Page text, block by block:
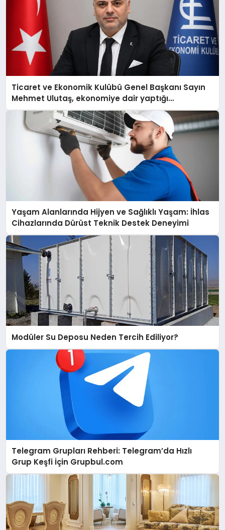
Ticaret ve Ekonomik Kulübü Genel Başkanı Sayın
Mehmet Ulutaş, ekonomiye dair yaptığı
açıklamada şunları kaydetti:
Yaşam Alanlarında Hijyen ve Sağlıklı Yaşam: İhlas
Cihazlarında Dürüst Teknik Destek Deneyimi
Modüler Su Deposu Neden Tercih Ediliyor?
Telegram Grupları Rehberi: Telegram’da Hızlı
Grup Keşfi İçin Grupbul.com